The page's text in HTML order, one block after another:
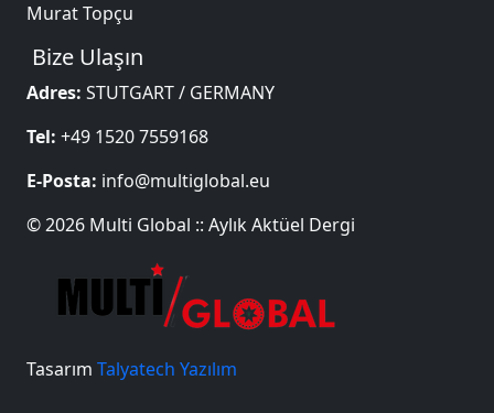
Murat Topçu
Bize Ulaşın
Adres: STUTGART / GERMANY
Tel: +49 1520 7559168
E-Posta: info@multiglobal.eu
© 2026 Multi Global :: Aylık Aktüel Dergi
Tasarım Talyatech Yazılım